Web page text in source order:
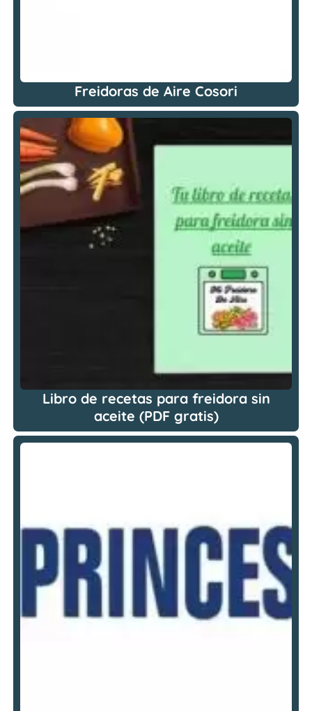
Freidoras de Aire Cosori
Libro de recetas para freidora sin
aceite (PDF gratis)